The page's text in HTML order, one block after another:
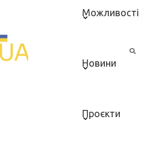
Можливості
Новини
Проєкти